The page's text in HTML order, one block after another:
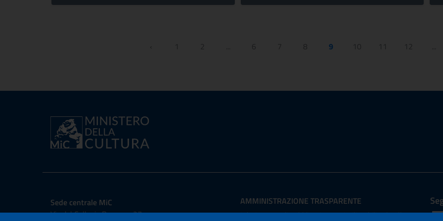
1 2 6 7 8 9 10 11 12
Sede centrale MiC
Via del Collegio Romano, 27
AMMINISTRAZIONE TRASPARENTE
I dati personali pubblicati sono riutilizzabili solo alle